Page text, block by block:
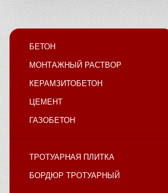
БЕТОН
МОНТАЖНЫЙ РАСТВОР
КЕРАМЗИТОБЕТОН
ЦЕМЕНТ
ГАЗОБЕТОН
ТРОТУАРНАЯ ПЛИТКА
БОРДЮР ТРОТУАРНЫЙ